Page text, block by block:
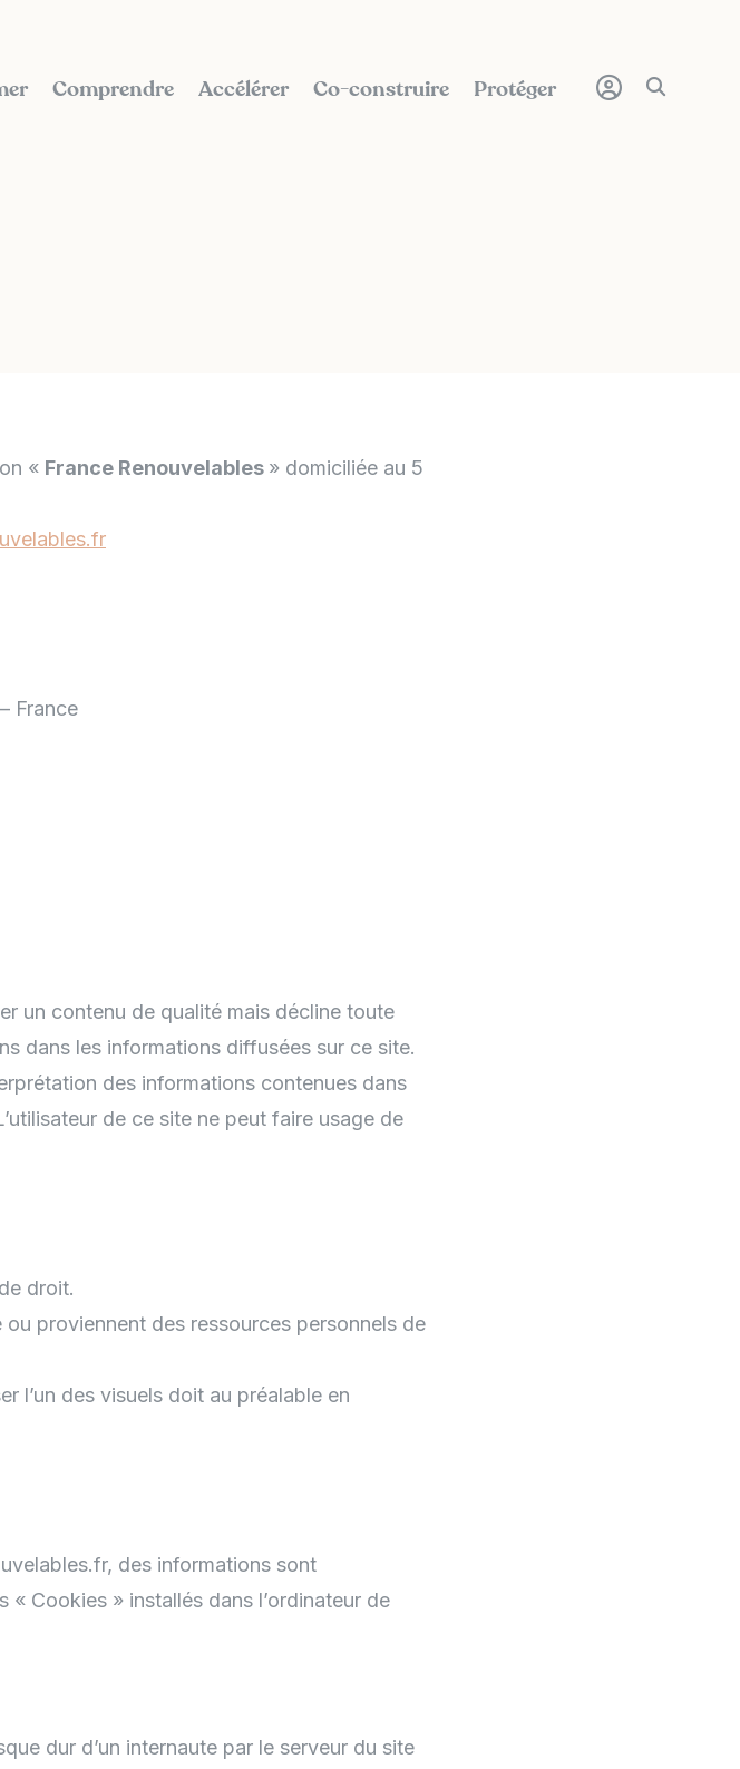
Comprendre Accélérer Co-construire Protéger
« France Renouvelables » domiciliée au 5
France
un contenu de qualité mais décline toute
dans les informations diffusées sur ce site.
des informations contenues dans
de ce site ne peut faire usage de
droit.
proviennent des ressources personnels de
l’un des visuels doit au préalable en
des informations sont
« Cookies » installés dans l’ordinateur de
dur d’un internaute par le serveur du site